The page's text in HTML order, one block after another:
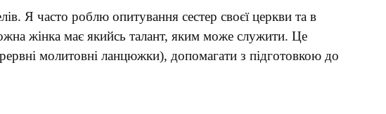
Я часто роблю опитування сестер своєї церкви та в
жінка має якийсь талант, яким може служити. Це
молитовні ланцюжки), допомагати з підготовкою до